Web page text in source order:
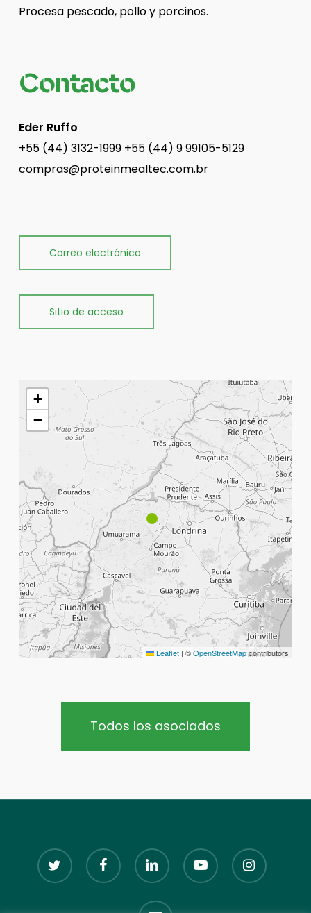
Procesa pescado, pollo y porcinos.
Contacto
Eder Ruffo
+55 (44) 3132-1999 +55 (44) 9 99105-5129
compras@proteinmealtec.com.br
Correo electrónico
Sitio de acceso
+
−
Leaflet | ©OpenStreetMapcontributors
Todos los asociados
twitter facebook linkedin youtube instagram
email